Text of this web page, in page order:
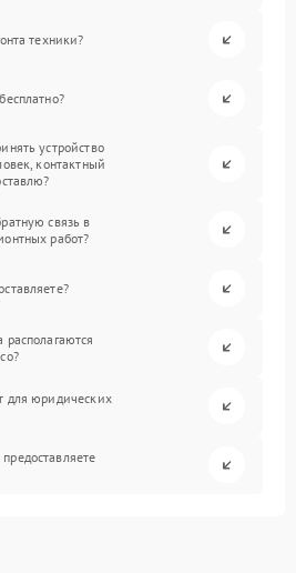
техники?
устройство
контактный
связь в
работ?
для юридических